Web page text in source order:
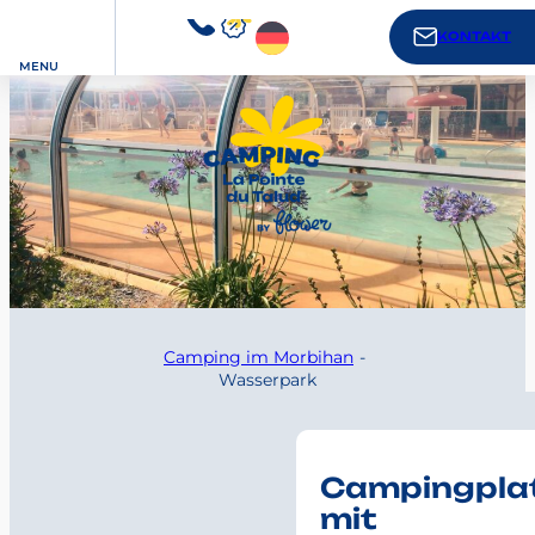
MENU
KONTAKT
Camping im Morbihan
Wasserpark
mit